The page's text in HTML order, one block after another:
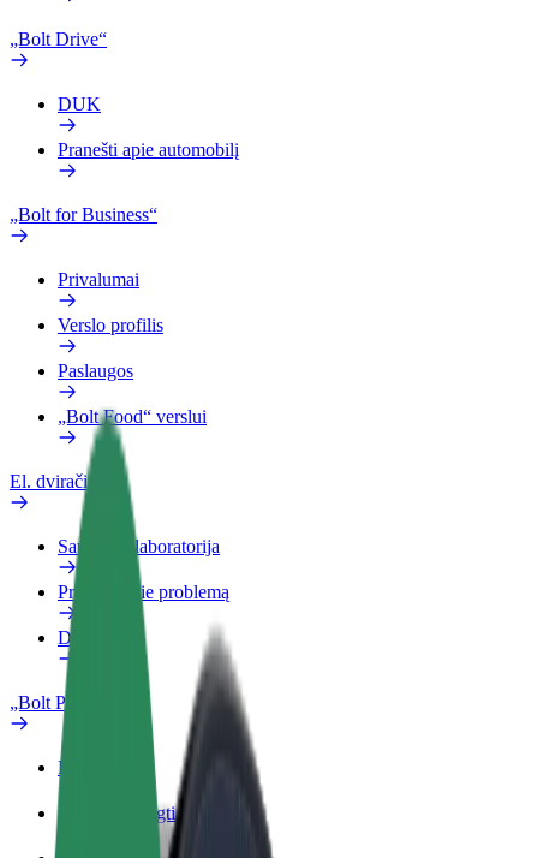
„Bolt Drive“
DUK
Pranešti apie automobilį
„Bolt for Business“
Privalumai
Verslo profilis
Paslaugos
„Bolt Food“ verslui
El. dviračiai
Saugumo laboratorija
Pranešti apie problemą
DUK
„Bolt Plus“
Privalumai
Kaip prisijungti